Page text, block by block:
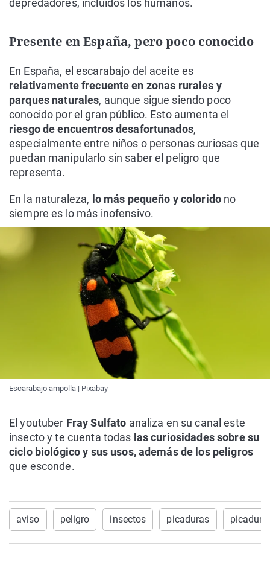
depredadores, incluidos los humanos.
Presente en España, pero poco conocido
En España, el escarabajo del aceite es
relativamente frecuente en zonas rurales y
parques naturales, aunque sigue siendo poco
conocido por el gran público. Esto aumenta el
riesgo de encuentros desafortunados,
especialmente entre niños o personas curiosas que
puedan manipularlo sin saber el peligro que
representa.
En la naturaleza, lo más pequeño y colorido no
siempre es lo más inofensivo.
Escarabajo ampolla | Pixabay
El youtuber Fray Sulfato analiza en su canal este
insecto y te cuenta todas las curiosidades sobre su
ciclo biológico y sus usos, además de los peligros
que esconde.
aviso peligro insectos picaduras picadura